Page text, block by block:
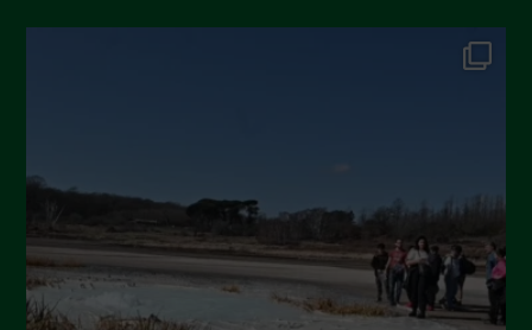
Gennaio 2025
Settembre 2024
Luglio 2024
Maggio 2024
Aprile 2024